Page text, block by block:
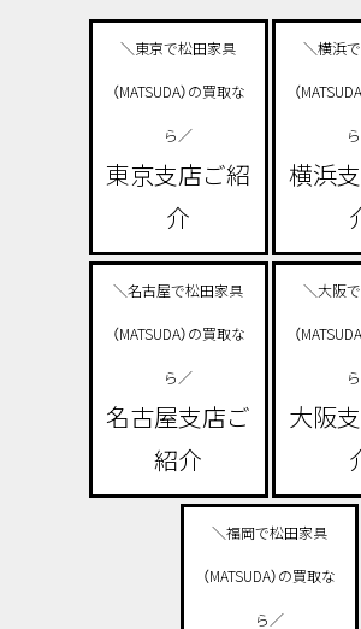
＼東京で松田家具
（MATSUDA）の買取な
ら／
東京支店ご紹
介
＼横浜
（
横浜
＼名古屋で松田家具
（MATSUDA）の買取な
ら／
名古屋支店ご
紹介
＼大阪
（
大阪
＼福岡で松田家具
（MATSUDA）の買取な
ら／